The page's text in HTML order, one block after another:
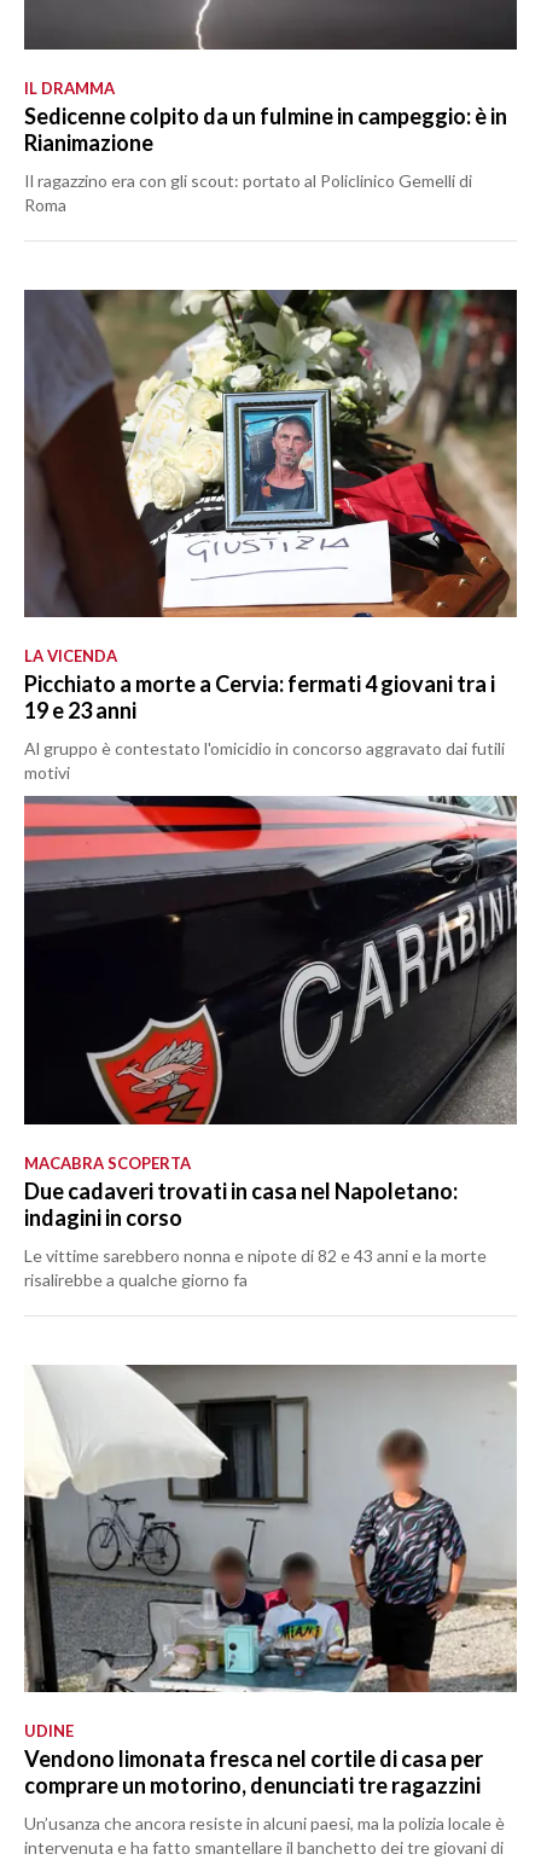
IL DRAMMA
Sedicenne colpito da un fulmine in campeggio: è in
Rianimazione
Il ragazzino era con gli scout: portato al Policlinico Gemelli di
Roma
LA VICENDA
Picchiato a morte a Cervia: fermati 4 giovani tra i
19 e 23 anni
Al gruppo è contestato l'omicidio in concorso aggravato dai futili
motivi
MACABRA SCOPERTA
Due cadaveri trovati in casa nel Napoletano:
indagini in corso
Le vittime sarebbero nonna e nipote di 82 e 43 anni e la morte
risalirebbe a qualche giorno fa
UDINE
Vendono limonata fresca nel cortile di casa per
comprare un motorino, denunciati tre ragazzini
Un’usanza che ancora resiste in alcuni paesi, ma la polizia locale è
intervenuta e ha fatto smantellare il banchetto dei tre giovani di